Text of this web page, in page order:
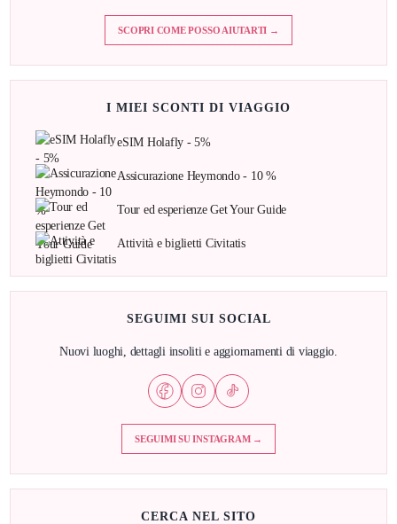
SCOPRI COME POSSO AIUTARTI →
I MIEI SCONTI DI VIAGGIO
eSIM Holafly - 5%
Assicurazione Heymondo - 10 %
Tour ed esperienze Get Your Guide
Attività e biglietti Civitatis
SEGUIMI SUI SOCIAL
Nuovi luoghi, dettagli insoliti e aggiornamenti di viaggio.
SEGUIMI SU INSTAGRAM →
CERCA NEL SITO